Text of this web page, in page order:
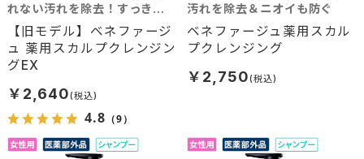
【旧モデル】ベネファージ
ュ 薬用スカルプクレンジン
グEX
れない汚れを除去！すっきり
クリアな毛穴へ
￥2,640
4.8 （9）
ベネファージュ薬用スカル
プクレンジング
汚れを除去＆ニオイも防ぐ
￥2,750